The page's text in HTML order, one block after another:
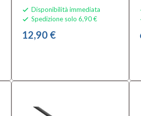
 Disponibilità immediata
 Spedizione solo 6,90 €
12,90 €